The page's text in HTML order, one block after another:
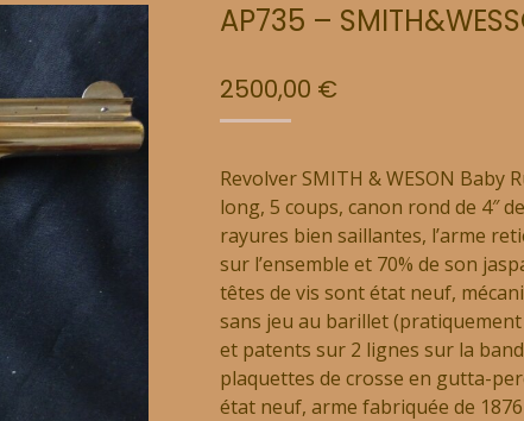
AP735 –
2500,00 €
Revolver SMITH & WESON Baby
long, 5 coups, canon rond de 4″
rayures bien saillantes, l’arme
sur l’ensemble et 70% de son
têtes de vis sont état neuf,
sans jeu au barillet
et patents sur 2 lignes sur la
plaquettes de crosse en gutta-
état neuf, arme fabriquée de